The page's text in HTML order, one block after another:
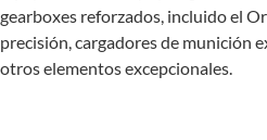
gearboxes reforzados, incluido el
precisión, cargadores de munición
otros elementos excepcionales.